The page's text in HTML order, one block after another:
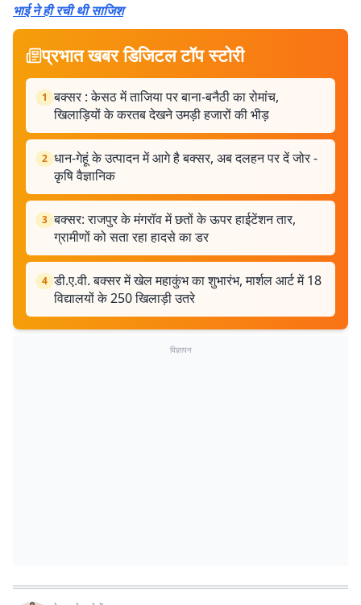
भाई ने ही रची थी साजिश
प्रभात खबर डिजिटल टॉप स्टोरी
1 बक्सर : केसठ में ताजिया पर बाना-बनैठी का रोमांच,
खिलाड़ियों के करतब देखने उमड़ी हजारों की भीड़
2 धान-गेहूं के उत्पादन में आगे है बक्सर, अब दलहन पर दें जोर -
कृषि वैज्ञानिक
3 बक्सर: राजपुर के मंगरॉव में छतों के ऊपर हाईटेंशन तार,
ग्रामीणों को सता रहा हादसे का डर
4 डी.ए.वी. बक्सर में खेल महाकुंभ का शुभारंभ, मार्शल आर्ट में 18
विद्यालयों के 250 खिलाड़ी उतरे
विज्ञापन